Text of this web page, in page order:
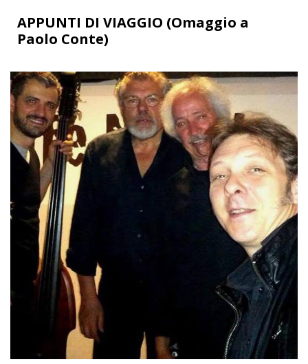
APPUNTI DI VIAGGIO (Omaggio a
Paolo Conte)